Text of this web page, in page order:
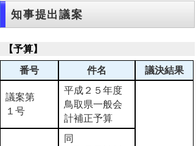
知事提出議案
【予算】
番号 件名 議決結果
議案第
１号
平成２５年度
鳥取県一般会
計補正予算
同